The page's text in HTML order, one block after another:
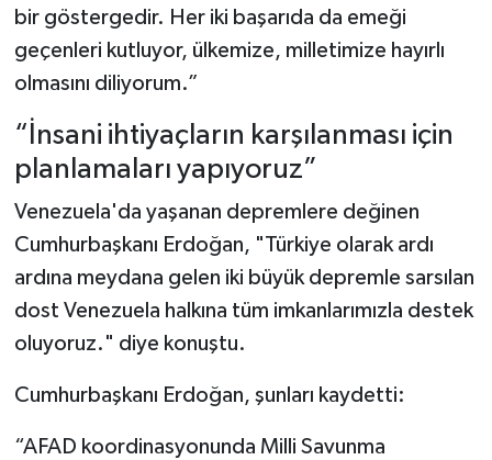
bir göstergedir. Her iki başarıda da emeği
geçenleri kutluyor, ülkemize, milletimize hayırlı
olmasını diliyorum.”
“İnsani ihtiyaçların karşılanması için
planlamaları yapıyoruz”
Venezuela'da yaşanan depremlere değinen
Cumhurbaşkanı Erdoğan, "Türkiye olarak ardı
ardına meydana gelen iki büyük depremle sarsılan
dost Venezuela halkına tüm imkanlarımızla destek
oluyoruz." diye konuştu.
Cumhurbaşkanı Erdoğan, şunları kaydetti:
“AFAD koordinasyonunda Milli Savunma